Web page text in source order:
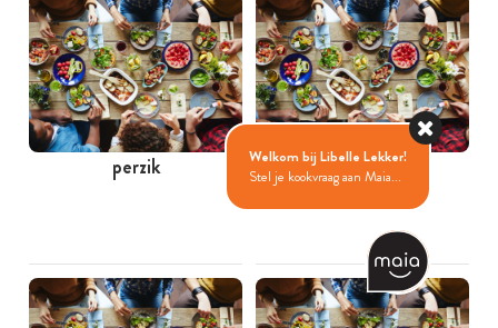
perzik peterselie
Welkom bij Libelle Lekker!
Stel je kookvraag aan Maia...